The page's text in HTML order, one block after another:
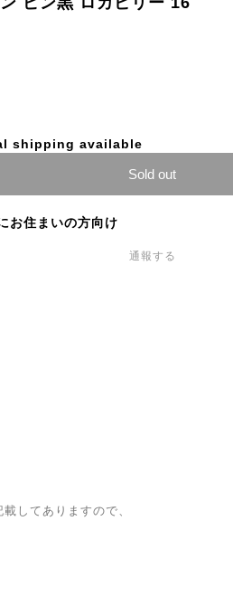
shipping available
Sold out
お住まいの方向け
通報する
してありますので、